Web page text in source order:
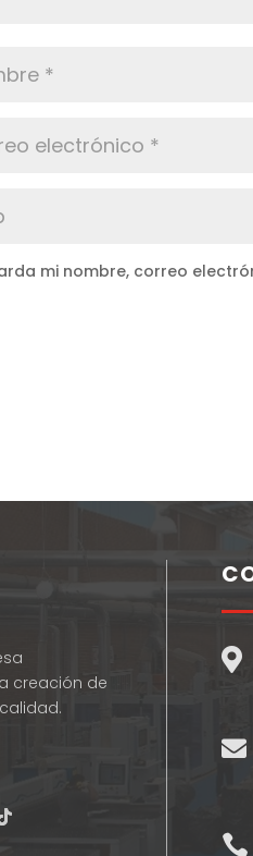
mi nombre, correo
creación de


